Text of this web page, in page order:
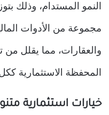
النمو المستدام، وذلك
مجموعة من الأدوات
والعقارات، مما يقلل من
المحفظة الاستثمارية
خيارات استثمارية